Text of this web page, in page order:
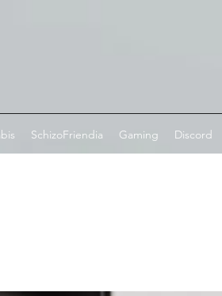
SchizoFriendia Gaming Discord